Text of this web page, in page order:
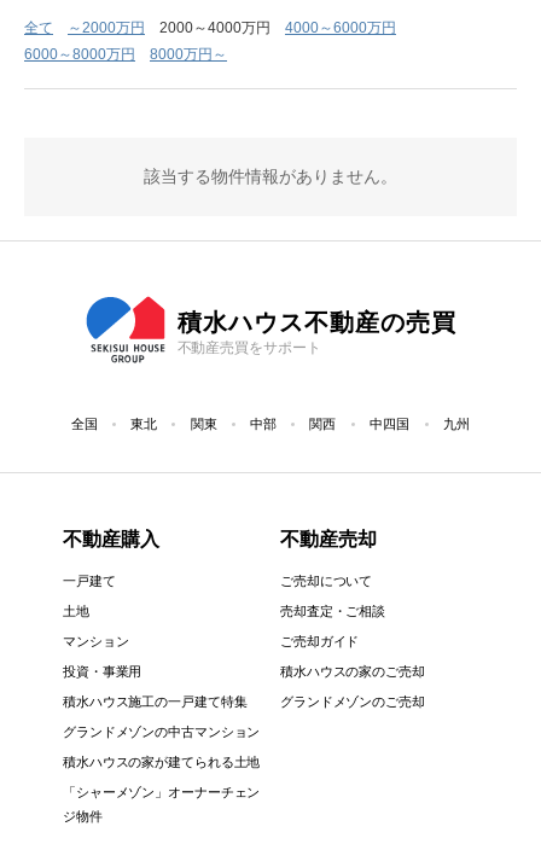
全て ～2000万円 2000～4000万円
4000～6000万円
6000～8000万円
8000万円～
該当する物件情報がありません。
積水ハウス不動産の売買
不動産売買をサポート
全国 東北 関東 中部 関西 中四国 九州
不動産購入
一戸建て
土地
マンション
投資・事業用
積水ハウス施工の一戸建て特集
グランドメゾンの中古マンション
積水ハウスの家が建てられる土地
「シャーメゾン」オーナーチェン
ジ物件
不動産売却
ご売却について
売却査定・ご相談
ご売却ガイド
積水ハウスの家のご売却
グランドメゾンのご売却